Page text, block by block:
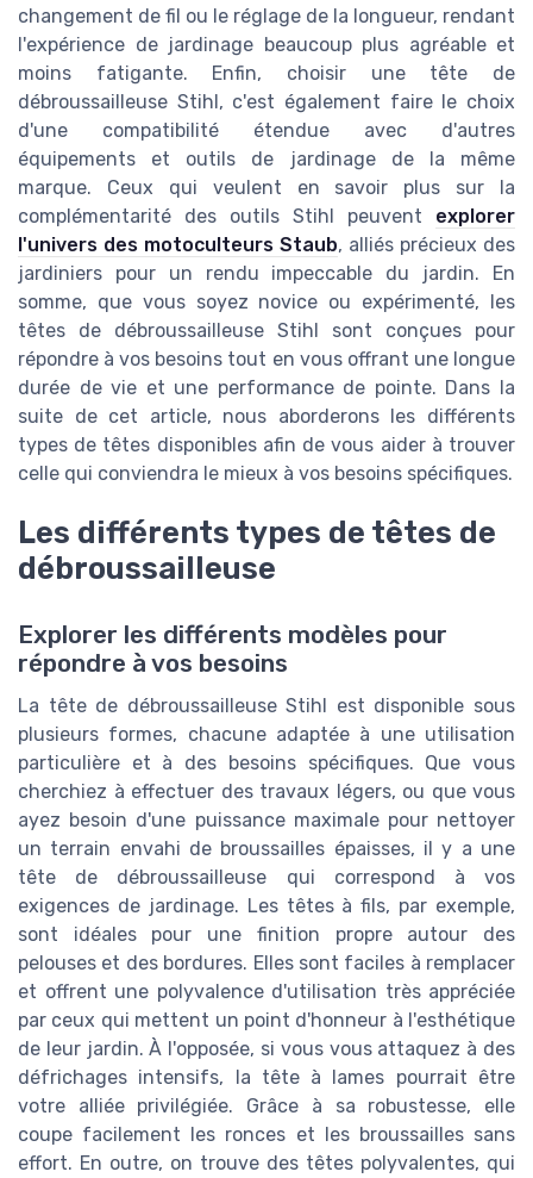
changement de fil ou le réglage de la longueur, rendant
l'expérience de jardinage beaucoup plus agréable et
moins fatigante. Enfin, choisir une tête de
débroussailleuse Stihl, c'est également faire le choix
d'une compatibilité étendue avec d'autres
équipements et outils de jardinage de la même
marque. Ceux qui veulent en savoir plus sur la
complémentarité des outils Stihl peuvent explorer
l'univers des motoculteurs Staub, alliés précieux des
jardiniers pour un rendu impeccable du jardin. En
somme, que vous soyez novice ou expérimenté, les
têtes de débroussailleuse Stihl sont conçues pour
répondre à vos besoins tout en vous offrant une longue
durée de vie et une performance de pointe. Dans la
suite de cet article, nous aborderons les différents
types de têtes disponibles afin de vous aider à trouver
celle qui conviendra le mieux à vos besoins spécifiques.
Les différents types de têtes de
débroussailleuse
Explorer les différents modèles pour
répondre à vos besoins
La tête de débroussailleuse Stihl est disponible sous
plusieurs formes, chacune adaptée à une utilisation
particulière et à des besoins spécifiques. Que vous
cherchiez à effectuer des travaux légers, ou que vous
ayez besoin d'une puissance maximale pour nettoyer
un terrain envahi de broussailles épaisses, il y a une
tête de débroussailleuse qui correspond à vos
exigences de jardinage. Les têtes à fils, par exemple,
sont idéales pour une finition propre autour des
pelouses et des bordures. Elles sont faciles à remplacer
et offrent une polyvalence d'utilisation très appréciée
par ceux qui mettent un point d'honneur à l'esthétique
de leur jardin. À l'opposée, si vous vous attaquez à des
défrichages intensifs, la tête à lames pourrait être
votre alliée privilégiée. Grâce à sa robustesse, elle
coupe facilement les ronces et les broussailles sans
effort. En outre, on trouve des têtes polyvalentes, qui